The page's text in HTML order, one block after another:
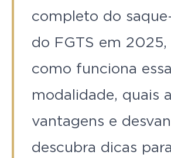
completo do
do FGTS em 2025,
como funciona essa
modalidade, quais
vantagens e
descubra dicas